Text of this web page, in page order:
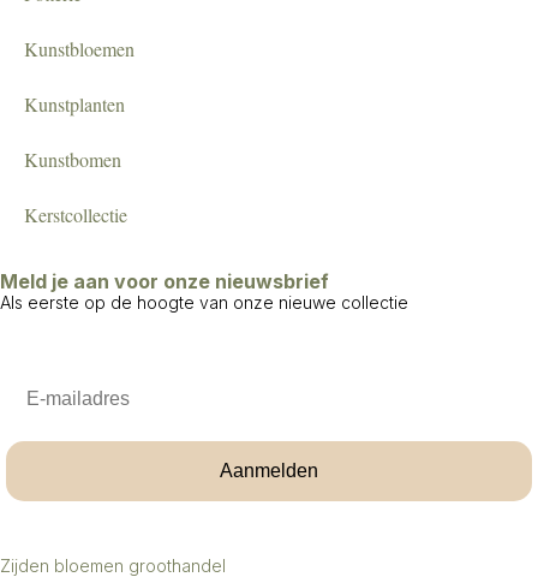
Kunstbloemen
Kunstplanten
Kunstbomen
Kerstcollectie
Meld je aan voor onze nieuwsbrief
Als eerste op de hoogte van onze nieuwe collectie
Aanmelden
Zijden bloemen groothandel